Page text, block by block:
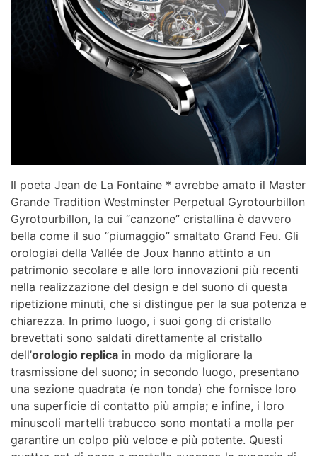
Il poeta Jean de La Fontaine * avrebbe amato il Master
Grande Tradition Westminster Perpetual Gyrotourbillon
Gyrotourbillon, la cui “canzone” cristallina è davvero
bella come il suo “piumaggio” smaltato Grand Feu. Gli
orologiai della Vallée de Joux hanno attinto a un
patrimonio secolare e alle loro innovazioni più recenti
nella realizzazione del design e del suono di questa
ripetizione minuti, che si distingue per la sua potenza e
chiarezza. In primo luogo, i suoi gong di cristallo
brevettati sono saldati direttamente al cristallo
dell’orologio replica in modo da migliorare la
trasmissione del suono; in secondo luogo, presentano
una sezione quadrata (e non tonda) che fornisce loro
una superficie di contatto più ampia; e infine, i loro
minuscoli martelli trabucco sono montati a molla per
garantire un colpo più veloce e più potente. Questi